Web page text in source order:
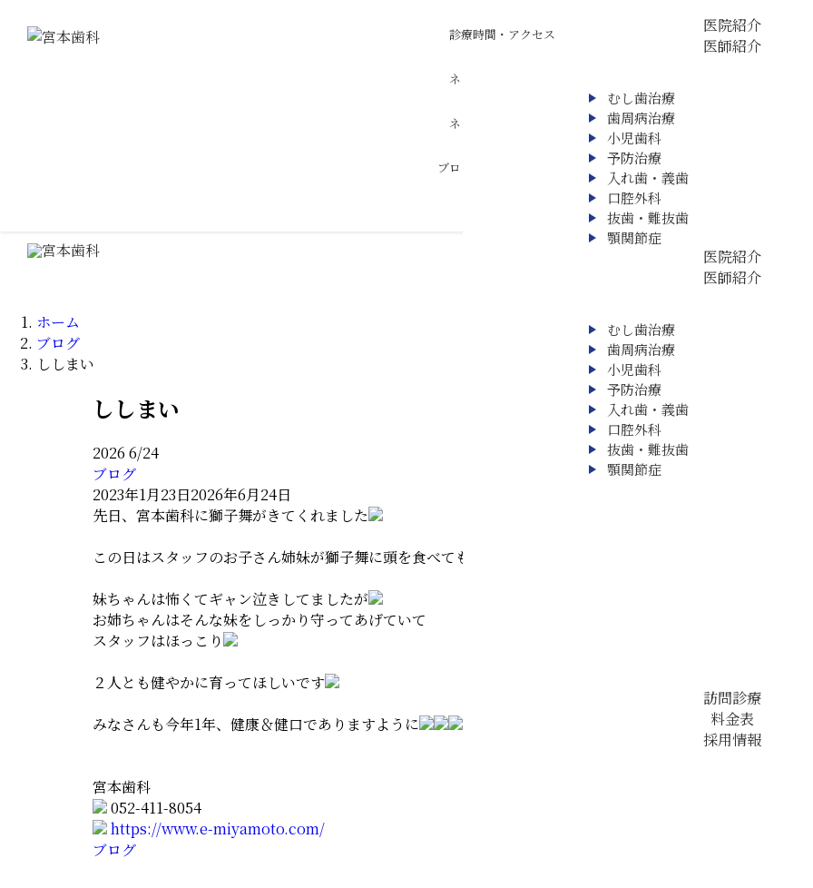
料金表
採用情報
医院紹介
医師紹介
むし歯治療
歯周病治療
小児歯科
予防治療
入れ歯・義歯
口腔外科
抜歯・難抜歯
顎関節症
診療時間・アクセス
ネット相談
ネット予約
ブログ
医院紹介
医師紹介
むし歯治療
歯周病治療
小児歯科
予防治療
入れ歯・義歯
口腔外科
抜歯・難抜歯
顎関節症
訪問診療
料金表
採用情報
ホーム
ブログ
ししまい
ししまい
2026 6/24
ブログ
2023年1月23日2026年6月24日
先日、宮本歯科に獅子舞がきてくれました
この日はスタッフのお子さん姉妹が獅子舞に頭を食べてもらっていました
妹ちゃんは怖くてギャン泣きしてましたが
お姉ちゃんはそんな妹をしっかり守ってあげていて
スタッフはほっこり
２人とも健やかに育ってほしいです
みなさんも今年1年、健康＆健口でありますように
宮本歯科
052-411-8054
https://www.e-miyamoto.com/
ブログ